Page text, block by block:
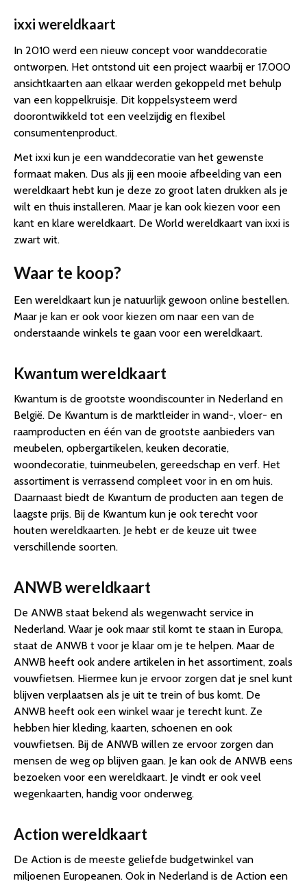
ixxi wereldkaart
In 2010 werd een nieuw concept voor wanddecoratie
ontworpen. Het ontstond uit een project waarbij er 17.000
ansichtkaarten aan elkaar werden gekoppeld met behulp
van een koppelkruisje. Dit koppelsysteem werd
doorontwikkeld tot een veelzijdig en flexibel
consumentenproduct.
Met ixxi kun je een wanddecoratie van het gewenste
formaat maken. Dus als jij een mooie afbeelding van een
wereldkaart hebt kun je deze zo groot laten drukken als je
wilt en thuis installeren. Maar je kan ook kiezen voor een
kant en klare wereldkaart. De World wereldkaart van ixxi is
zwart wit.
Waar te koop?
Een wereldkaart kun je natuurlijk gewoon online bestellen.
Maar je kan er ook voor kiezen om naar een van de
onderstaande winkels te gaan voor een wereldkaart.
Kwantum wereldkaart
Kwantum is de grootste woondiscounter in Nederland en
België. De Kwantum is de marktleider in wand-, vloer- en
raamproducten en één van de grootste aanbieders van
meubelen, opbergartikelen, keuken decoratie,
woondecoratie, tuinmeubelen, gereedschap en verf. Het
assortiment is verrassend compleet voor in en om huis.
Daarnaast biedt de Kwantum de producten aan tegen de
laagste prijs. Bij de Kwantum kun je ook terecht voor
houten wereldkaarten. Je hebt er de keuze uit twee
verschillende soorten.
ANWB wereldkaart
De ANWB staat bekend als wegenwacht service in
Nederland. Waar je ook maar stil komt te staan in Europa,
staat de ANWB t voor je klaar om je te helpen. Maar de
ANWB heeft ook andere artikelen in het assortiment, zoals
vouwfietsen. Hiermee kun je ervoor zorgen dat je snel kunt
blijven verplaatsen als je uit te trein of bus komt. De
ANWB heeft ook een winkel waar je terecht kunt. Ze
hebben hier kleding, kaarten, schoenen en ook
vouwfietsen. Bij de ANWB willen ze ervoor zorgen dan
mensen de weg op blijven gaan. Je kan ook de ANWB eens
bezoeken voor een wereldkaart. Je vindt er ook veel
wegenkaarten, handig voor onderweg.
Action wereldkaart
De Action is de meeste geliefde budgetwinkel van
miljoenen Europeanen. Ook in Nederland is de Action een